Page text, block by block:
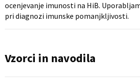
ocenjevanje imunosti na HiB.
pri diagnozi imunske pomanjkljivosti.
Vzorci in navodila